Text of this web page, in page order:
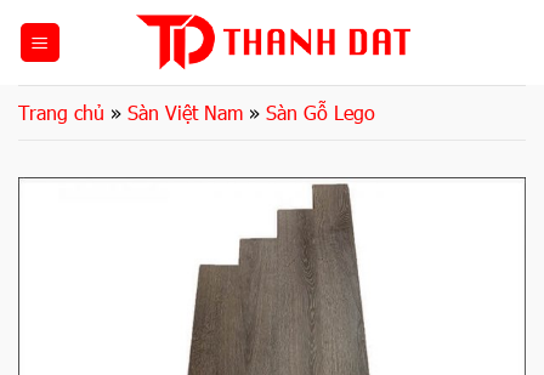
dungTrang chủ » Sàn Việt Nam » Sàn Gỗ Lego